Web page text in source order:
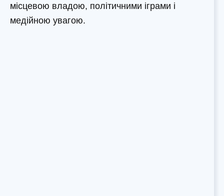
місцевою владою, політичними іграми і
медійною увагою.